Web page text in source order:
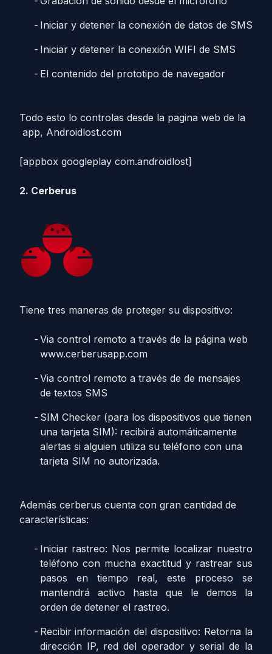
Iniciar y detener la conexión de datos de SMS
Iniciar y detener la conexión WIFI de SMS
El contenido del prototipo de navegador
Todo esto lo controlas desde la pagina web de la
app, Androidlost.com
[appbox googleplay com.androidlost]
2. Cerberus
Tiene tres maneras de proteger su dispositivo:
Via control remoto a través de la página web
www.cerberusapp.com
Via control remoto a través de de mensajes
de textos SMS
SIM Checker (para los dispositivos que tienen
una tarjeta SIM): recibirá automáticamente
alertas si alguien utiliza su teléfono con una
tarjeta SIM no autorizada.
Además cerberus cuenta con gran cantidad de
características:
Iniciar rastreo: Nos permite localizar nuestro
teléfono con mucha exactitud y rastrear sus
pasos en tiempo real, este proceso se
mantendrá activo hasta que le demos la
orden de detener el rastreo.
Recibir información del dispositivo: Retorna la
dirección IP, red del operador y serial de la